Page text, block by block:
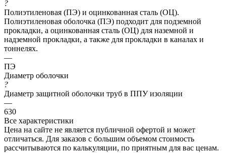
?
Полиэтиленовая (ПЭ) и оцинкованная сталь (ОЦ).
Полиэтиленовая оболочка (ПЭ) подходит для подземной
прокладки, а оцинкованная сталь (ОЦ) для наземной и
надземной прокладки, а также для прокладки в каналах и
тоннелях.
—
ПЭ
Диаметр оболочки
?
Диаметр защитной оболочки труб в ППУ изоляции
—
630
Все характеристики
Цена на сайте не является публичной офертой и может
отличаться. Для заказов с большим объемом стоимость
рассчитываются по калькуляции, по приятным для вас ценам.